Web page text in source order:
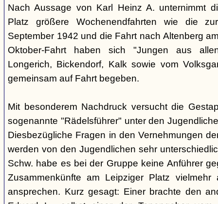
Nach Aussage von Karl Heinz A. unternimmt
Platz größere Wochenendfahrten wie die
September 1942 und die Fahrt nach Altenberg
Oktober-Fahrt haben sich "Jungen aus
Longerich, Bickendorf, Kalk sowie vom
gemeinsam auf Fahrt begeben.
Mit besonderem Nachdruck versucht die
sogenannte "Rädelsführer" unter den
Diesbezügliche Fragen in den Vernehmungen
werden von den Jugendlichen sehr
Schw. habe es bei der Gruppe keine Anführer
Zusammenkünfte am Leipziger Platz vielmehr
ansprechen. Kurz gesagt: Einer brachte den